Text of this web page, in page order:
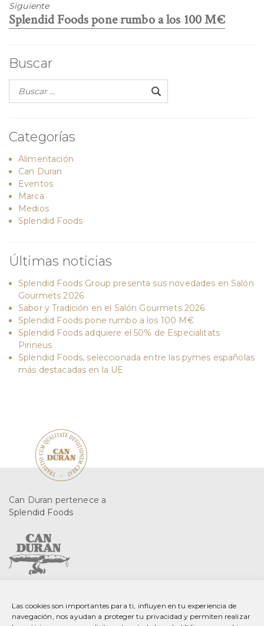
Las cookies son importantes para ti, influyen en tu experiencia de
navegación, nos ayudan a proteger tu privacidad y permiten realizar
Siguiente
Entrada
siguiente:
Splendid Foods pone rumbo a los 100 M€
Buscar
Categorías
Alimentación
Can Duran
Eventos
Marca
Medios
Splendid Foods
Últimas noticias
Splendid Foods Group presenta sus novedades en Salón
Gourmets 2026
Sabor y Tradición en el Salón Gourmets 2026
Splendid Foods pone rumbo a los 100 M€
Splendid Foods adquiere el 50% de Especialitats
Pirineus
Splendid Foods, seleccionada entre las pymes españolas
más destacadas en la UE
Can Duran pertenece a
Splendid Foods
Barcelona, Spain